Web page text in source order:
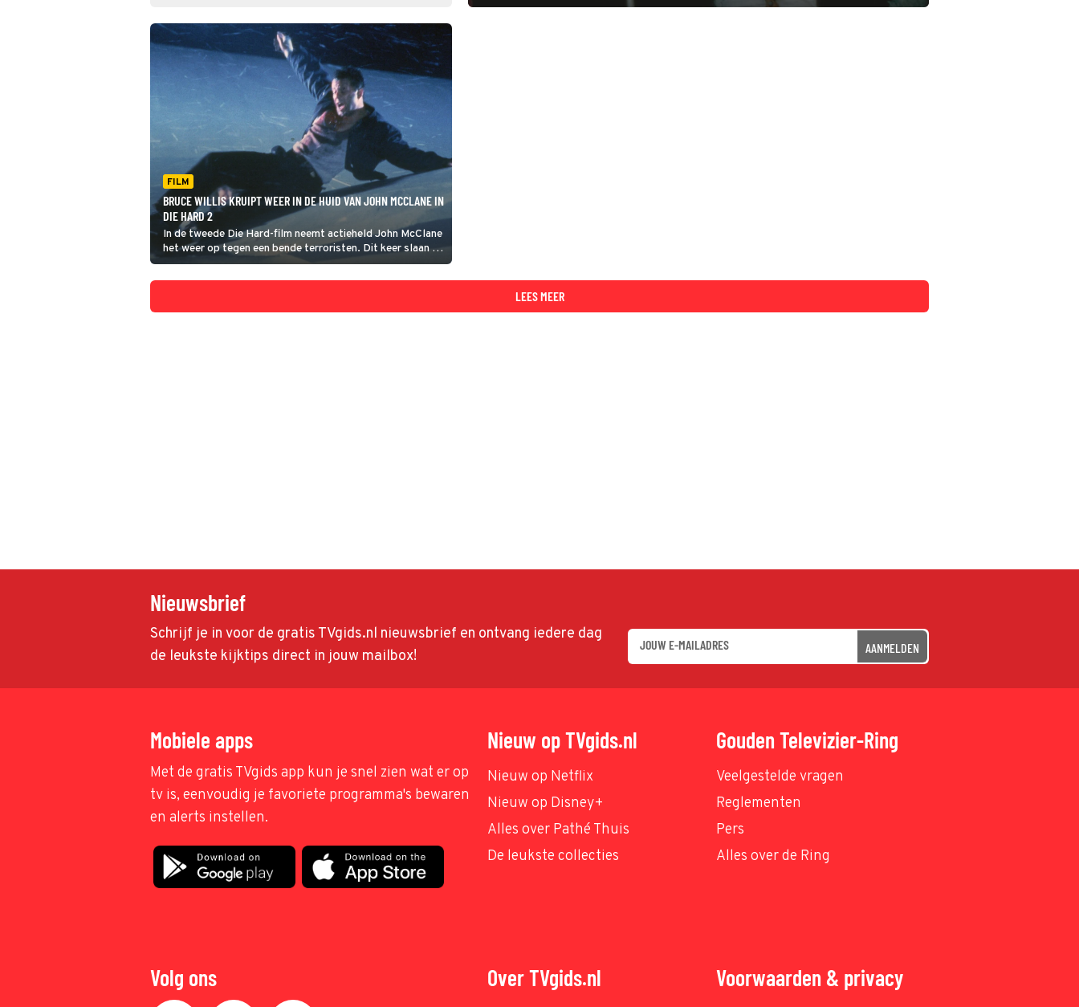
FILM
BRUCE WILLIS KRUIPT WEER IN DE HUID VAN JOHN MCCLANE IN
DIE HARD 2
In de tweede Die Hard-film neemt actieheld John McClane
het weer op tegen een bende terroristen. Dit keer slaan de
criminelen toe op een luchthaven.
LEES MEER
Nieuwsbrief
Schrijf je in voor de gratis TVgids.nl nieuwsbrief en ontvang iedere dag
de leukste kijktips direct in jouw mailbox!
AANMELDEN
Mobiele apps
Met de gratis TVgids app kun je snel zien wat er op
tv is, eenvoudig je favoriete programma's bewaren
en alerts instellen.
Nieuw op TVgids.nl
Nieuw op Netflix
Nieuw op Disney+
Alles over Pathé Thuis
De leukste collecties
Gouden Televizier-Ring
Veelgestelde vragen
Reglementen
Pers
Alles over de Ring
Volg ons Over TVgids.nl Voorwaarden & privacy